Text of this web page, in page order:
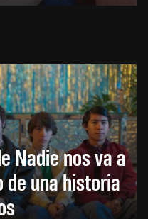
Nadie nos va a
de una historia